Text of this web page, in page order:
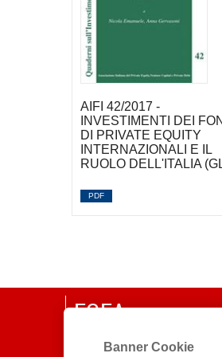
AIFI 42/2017 -
INVESTIMENTI DEI
DI PRIVATE EQUITY
INTERNAZIONALI E IL
RUOLO DELL'ITALIA
PDF
EGEA
CHI SIAMO
Banner Cookie